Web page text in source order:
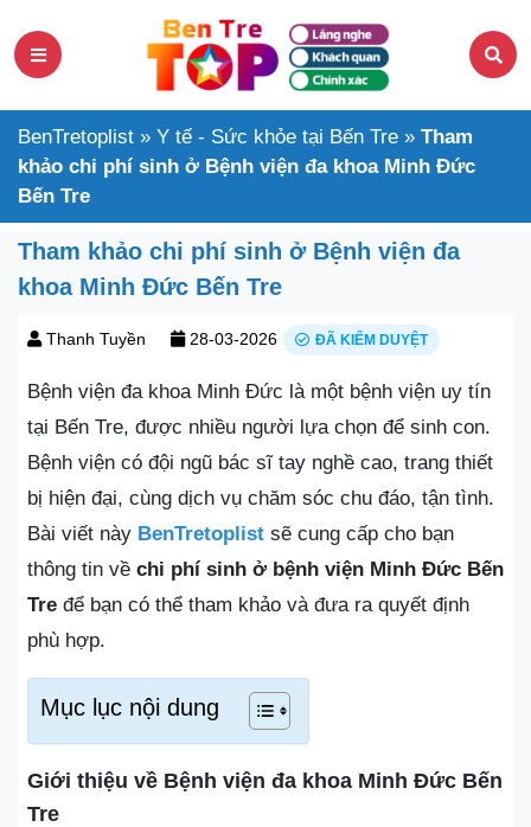
BenTretoplist » Y tế - Sức khỏe tại Bến Tre » Tham
khảo chi phí sinh ở Bệnh viện đa khoa Minh Đức
Bến Tre
Tham khảo chi phí sinh ở Bệnh viện đa
khoa Minh Đức Bến Tre
Thanh Tuyền 28-03-2026 ĐÃ KIỂM DUYỆT
Bệnh viện đa khoa Minh Đức là một bệnh viện uy tín
tại Bến Tre, được nhiều người lựa chọn để sinh con.
Bệnh viện có đội ngũ bác sĩ tay nghề cao, trang thiết
bị hiện đại, cùng dịch vụ chăm sóc chu đáo, tận tình.
Bài viết này BenTretoplist sẽ cung cấp cho bạn
thông tin về chi phí sinh ở bệnh viện Minh Đức Bến
Tre để bạn có thể tham khảo và đưa ra quyết định
phù hợp.
Mục lục nội dung
Giới thiệu về Bệnh viện đa khoa Minh Đức Bến
Tre